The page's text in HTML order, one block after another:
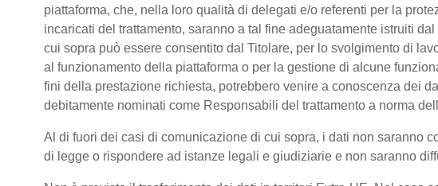
piattaforma, che, nella loro qualità di delegati e/o referenti per la
incaricati del trattamento, saranno a tal fine adeguatamente istruiti
cui sopra può essere consentito dal Titolare, per lo svolgimento di
al funzionamento della piattaforma o per la gestione di alcune
fini della prestazione richiesta, potrebbero venire a conoscenza dei
debitamente nominati come Responsabili del trattamento a norma
Al di fuori dei casi di comunicazione di cui sopra, i dati non saranno
di legge o rispondere ad istanze legali e giudiziarie e non saranno